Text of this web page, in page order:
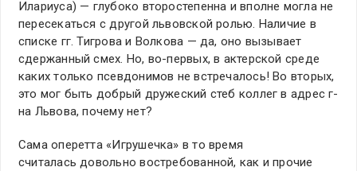
Илариуса) — глубоко второстепенна и вполне могла не
пересекаться с другой львовской ролью. Наличие в
списке гг. Тигрова и Волкова — да, оно вызывает
сдержанный смех. Но, во-первых, в актерской среде
каких только псевдонимов не встречалось! Во вторых,
это мог быть добрый дружеский стеб коллег в адрес г-
на Львова, почему нет?
Сама оперетта «Игрушечка» в то время
считалась довольно востребованной, как и прочие